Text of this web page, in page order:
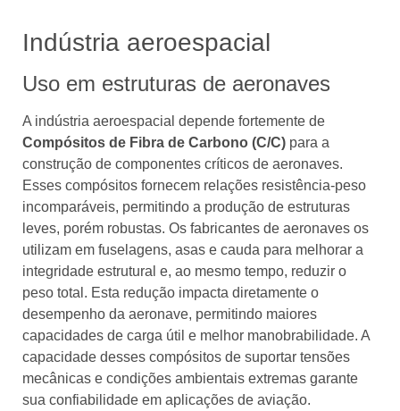
Indústria aeroespacial
Uso em estruturas de aeronaves
A indústria aeroespacial depende fortemente de
Compósitos de Fibra de Carbono (C/C) para a
construção de componentes críticos de aeronaves.
Esses compósitos fornecem relações resistência-peso
incomparáveis, permitindo a produção de estruturas
leves, porém robustas. Os fabricantes de aeronaves os
utilizam em fuselagens, asas e cauda para melhorar a
integridade estrutural e, ao mesmo tempo, reduzir o
peso total. Esta redução impacta diretamente o
desempenho da aeronave, permitindo maiores
capacidades de carga útil e melhor manobrabilidade. A
capacidade desses compósitos de suportar tensões
mecânicas e condições ambientais extremas garante
sua confiabilidade em aplicações de aviação.